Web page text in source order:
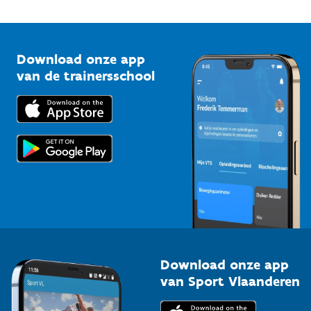
Bedrijven
Trainers en begeleiders
Topsporters
Vlaamse Trainersschool
Kennisplatform
Downloads
Voor de pers
Download onze app
van de trainersschool
Download onze app
van Sport Vlaanderen